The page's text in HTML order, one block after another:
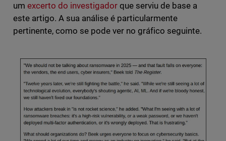
um excerto do investigadorque serviu de base a
este artigo. A sua análise é particularmente
pertinente, como se pode ver no gráfico seguinte.